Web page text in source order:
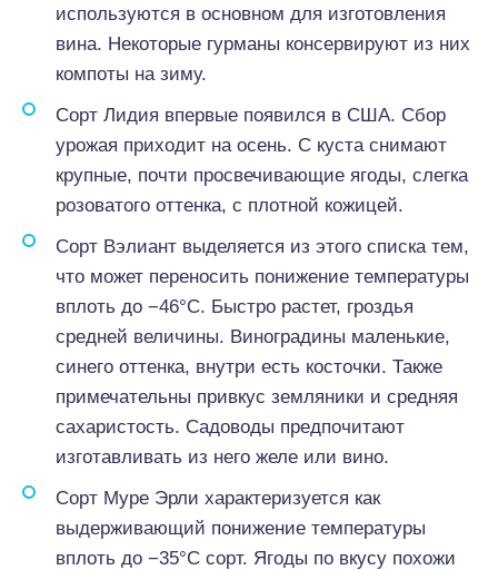
используются в основном для изготовления
вина. Некоторые гурманы консервируют из них
компоты на зиму.
Сорт Лидия впервые появился в США. Сбор
урожая приходит на осень. С куста снимают
крупные, почти просвечивающие ягоды, слегка
розоватого оттенка, с плотной кожицей.
Сорт Вэлиант выделяется из этого списка тем,
что может переносить понижение температуры
вплоть до −46°С. Быстро растет, гроздья
средней величины. Виноградины маленькие,
синего оттенка, внутри есть косточки. Также
примечательны привкус земляники и средняя
сахаристость. Садоводы предпочитают
изготавливать из него желе или вино.
Сорт Муре Эрли характеризуется как
выдерживающий понижение температуры
вплоть до −35°С сорт. Ягоды по вкусу похожи